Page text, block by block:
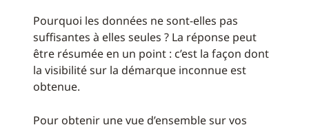
Pourquoi les données ne sont-elles pas
suffisantes à elles seules ? La réponse peut
être résumée en un point : c’est la façon dont
la visibilité sur la démarque inconnue est
obtenue.
Pour obtenir une vue d’ensemble sur vos